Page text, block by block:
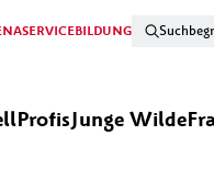
SERVICEBILDUNG
ProfisJunge Wilde